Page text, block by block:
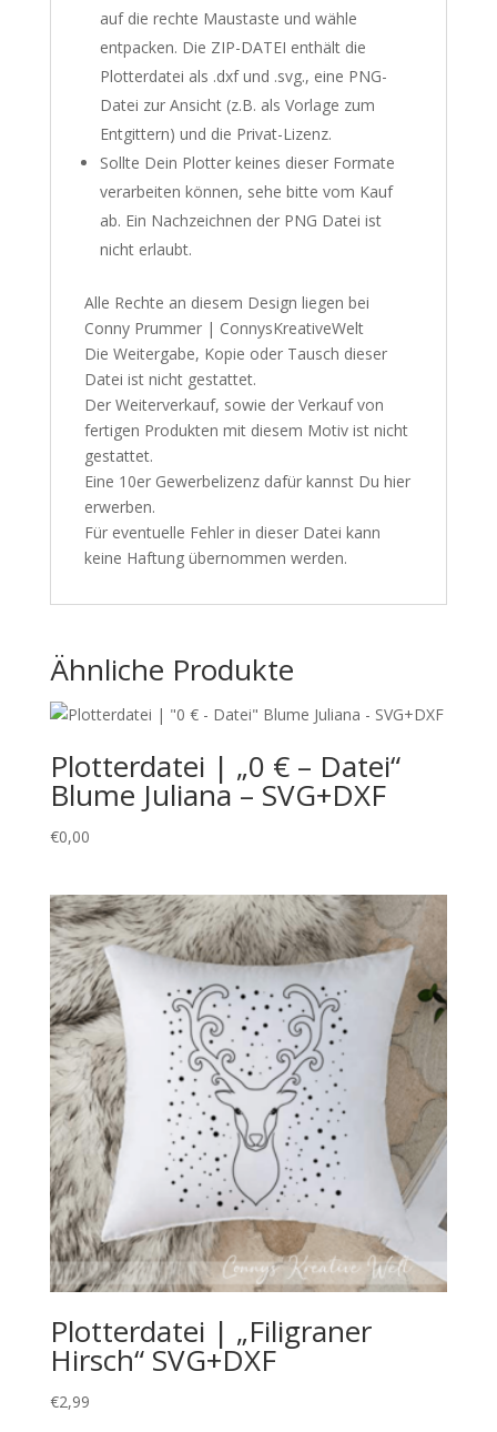
auf die rechte Maustaste und wähle
entpacken. Die ZIP-DATEI enthält die
Plotterdatei als .dxf und .svg., eine PNG-
Datei zur Ansicht (z.B. als Vorlage zum
Entgittern) und die Privat-Lizenz.
Sollte Dein Plotter keines dieser Formate
verarbeiten können, sehe bitte vom Kauf
ab. Ein Nachzeichnen der PNG Datei ist
nicht erlaubt.
Alle Rechte an diesem Design liegen bei
Conny Prummer | ConnysKreativeWelt
Die Weitergabe, Kopie oder Tausch dieser
Datei ist nicht gestattet.
Der Weiterverkauf, sowie der Verkauf von
fertigen Produkten mit diesem Motiv ist nicht
gestattet.
Eine 10er Gewerbelizenz dafür kannst Du hier
erwerben.
Für eventuelle Fehler in dieser Datei kann
keine Haftung übernommen werden.
Ähnliche Produkte
Plotterdatei | „0 € – Datei“
Blume Juliana – SVG+DXF
€0,00
Plotterdatei | „Filigraner
Hirsch“ SVG+DXF
€2,99